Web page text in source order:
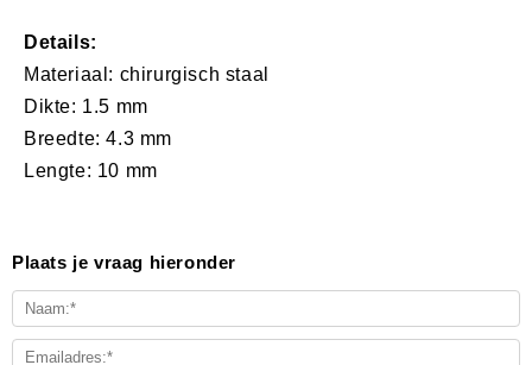
Details:
Materiaal: ​chirurgisch staal
Dikte: 1.5 mm
Breedte: 4.3 mm
Lengte: 10 mm
Plaats je vraag hieronder